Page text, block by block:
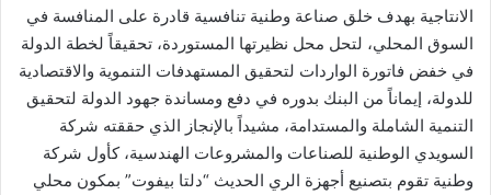
الانتاجية بهدف خلق صناعة وطنية تنافسية قادرة على المنافسة في
السوق المحلي، لتحل محل نظيرتها المستوردة، تحقيقاً لخطة الدولة
في خفض فاتورة الواردات لتحقيق المستهدفات التنموية والاقتصادية
للدولة، إيماناً من البنك بدوره في دفع ومساندة جهود الدولة لتحقيق
التنمية الشاملة والمستدامة، مشيداً بالإنجاز الذي حققته شركة
السويدي الوطنية للصناعات والمشروعات الهندسية، كأول شركة
وطنية تقوم بتصنيع أجهزة الري الحديث “دلتا بيفوت” بمكون محلي